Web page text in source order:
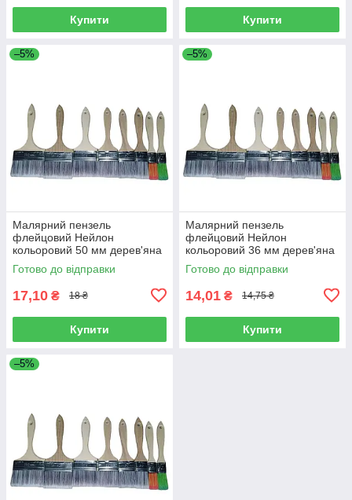
Купити Купити
–5%
Малярний пензель
флейцовий Нейлон
кольоровий 50 мм дерев'яна
ручка
Готово до відправки
17,10 ₴ 18 ₴
Купити
–5%
Малярний пензель
флейцовий Нейлон
кольоровий 36 мм дерев'яна
ручка
Готово до відправки
14,01 ₴ 14,75 ₴
Купити
–5%